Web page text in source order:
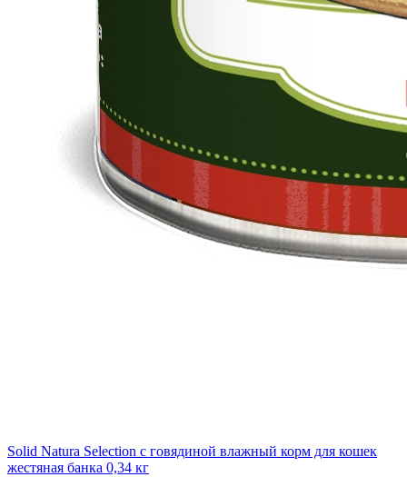
Solid Natura Selection с говядиной влажный корм для кошек
жестяная банка 0,34 кг